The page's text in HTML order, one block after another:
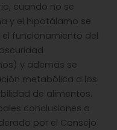
cuando no se
y el hipotálamo se
funcionamiento del
y además se
metabólica a los
de alimentos.
conclusiones a
por el Consejo